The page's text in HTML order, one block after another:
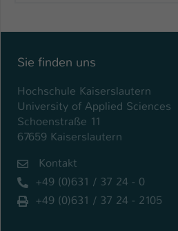
Sie finden uns
Hochschule Kaiserslautern
University of Applied Sciences
Schoenstraße 11
67659 Kaiserslautern
Kontakt
+49 (0)631 / 37 24 - 0
+49 (0)631 / 37 24 - 2105